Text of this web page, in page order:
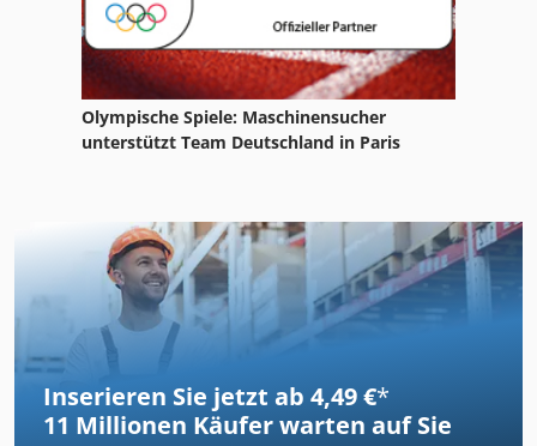
Olympische Spiele: Maschinensucher
unterstützt Team Deutschland in Paris
Inserieren Sie jetzt ab 4,49 €*
11 Millionen Käufer warten auf Sie